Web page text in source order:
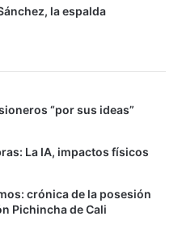
la espalda
“por sus ideas”
La IA, impactos físicos
crónica de la posesión
Pichincha de Cali